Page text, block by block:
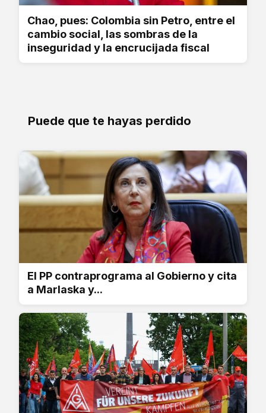
Chao, pues: Colombia sin Petro, entre el
cambio social, las sombras de la
inseguridad y la encrucijada fiscal
Puede que te hayas perdido
El PP contraprograma al Gobierno y cita
a Marlaska y...